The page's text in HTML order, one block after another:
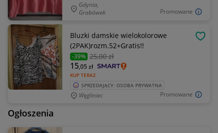
Promowane
Gdynia,
Grabówek
Promowane
Bluzki damskie wielokolorowe
(2PAK)rozm.52+Gratis!!
-39% 25,00 zł
KUP TERAZ
15,05 zł
SPRZEDAJĄCY: OSOBA PRYWATNA
Węgliniec
Ogłoszenia